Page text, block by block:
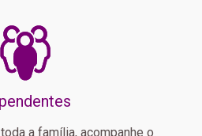
a família, acompanhe o